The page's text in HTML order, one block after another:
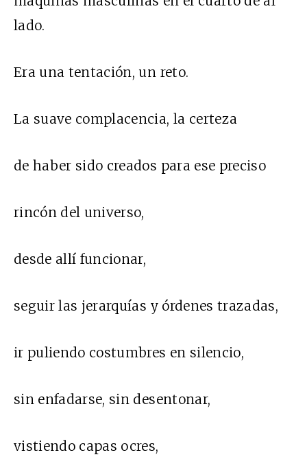
lado.
Era una tentación, un reto.
La suave complacencia, la certeza
de haber sido creados para ese preciso
rincón del universo,
desde allí funcionar,
seguir las jerarquías y órdenes trazadas,
ir puliendo costumbres en silencio,
sin enfadarse, sin desentonar,
vistiendo capas ocres,